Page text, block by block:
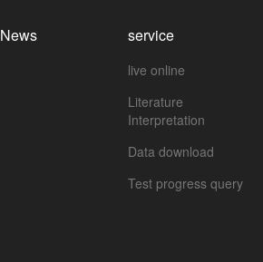
News service
live online
Literature
Interpretation
Data download
Test progress query